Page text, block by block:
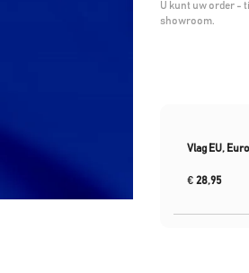
U kunt uw order -
showroom.
Vlag EU,
€ 28,95